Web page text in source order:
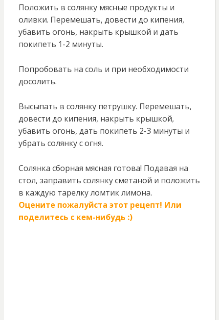
Положить в солянку мясные продукты и
оливки. Перемешать, довести до кипения,
убавить огонь, накрыть крышкой и дать
покипеть 1-2 минуты.
Попробовать на соль и при необходимости
досолить.
Высыпать в солянку петрушку. Перемешать,
довести до кипения, накрыть крышкой,
убавить огонь, дать покипеть 2-3 минуты и
убрать солянку с огня.
Солянка сборная мясная готова! Подавая на
стол, заправить солянку сметаной и положить
в каждую тарелку ломтик лимона.
Оцените пожалуйста этот рецепт! Или
поделитесь с кем-нибудь :)